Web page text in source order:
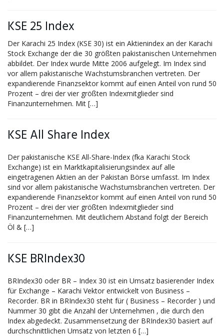
KSE 25 Index
Der Karachi 25 Index (KSE 30) ist ein Aktienindex an der Karachi
Stock Exchange der die 30 größten pakistanischen Unternehmen
abbildet. Der Index wurde Mitte 2006 aufgelegt. Im Index sind
vor allem pakistanische Wachstumsbranchen vertreten. Der
expandierende Finanzsektor kommt auf einen Anteil von rund 50
Prozent – drei der vier größten Indexmitglieder sind
Finanzunternehmen. Mit […]
KSE All Share Index
Der pakistanische KSE All-Share-Index (fka Karachi Stock
Exchange) ist ein Marktkapitalisierungsindex auf alle
eingetragenen Aktien an der Pakistan Börse umfasst. Im Index
sind vor allem pakistanische Wachstumsbranchen vertreten. Der
expandierende Finanzsektor kommt auf einen Anteil von rund 50
Prozent – drei der vier größten Indexmitglieder sind
Finanzunternehmen. Mit deutlichem Abstand folgt der Bereich
Öl & […]
KSE BRIndex30
BRIndex30 oder BR – Index 30 ist ein Umsatz basierender Index
für Exchange – Karachi Vektor entwickelt von Business –
Recorder. BR in BRIndex30 steht für ( Business – Recorder ) und
Nummer 30 gibt die Anzahl der Unternehmen , die durch den
Index abgedeckt. Zusammensetzung der BRIndex30 basiert auf
durchschnittlichen Umsatz von letzten 6 […]